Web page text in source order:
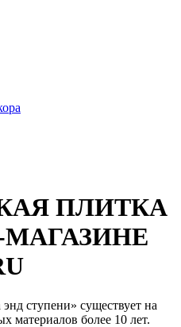
ПЛИТКА
ступени» существует на
материалов более 10 лет.